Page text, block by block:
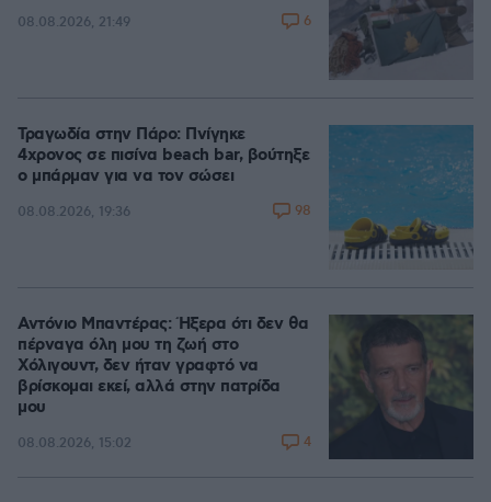
08.08.2026, 21:49 6
Τραγωδία στην Πάρο: Πνίγηκε
4χρονος σε πισίνα beach bar, βούτηξε
ο μπάρμαν για να τον σώσει
08.08.2026, 19:36 98
Αντόνιο Μπαντέρας: Ήξερα ότι δεν θα
πέρναγα όλη μου τη ζωή στο
Χόλιγουντ, δεν ήταν γραφτό να
βρίσκομαι εκεί, αλλά στην πατρίδα
μου
08.08.2026, 15:02 4